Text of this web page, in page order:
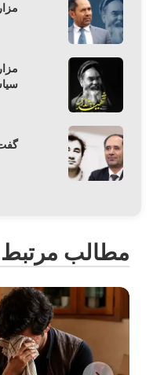
مطالب مرتبط